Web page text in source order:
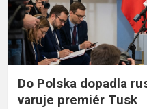
Do Polska dopadla
varuje premiér Tusk